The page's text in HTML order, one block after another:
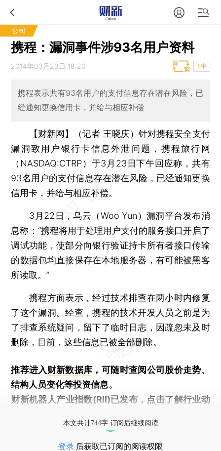
公司
携程：漏洞事件涉93名用户资料
2014年03月23日 18:20 T中
携程表示共有93名用户的支付信息存在潜在风险，已
经通知更换信用卡，并给与相应补偿
【财新网】（记者 王晓庆） 针对携程安全支付
漏洞致用户银行卡信息外泄问题，携程旅行网
（NASDAQ:CTRP）于3月23日下午回应称，共有
93名用户的支付信息存在潜在风险，已经通知更换
信用卡，并给与相应补偿。
3月22日，乌云 （Woo Yun）漏洞平台发布消
息称：“携程将用于处理用户支付的服务接口开启了
调试功能，使部分向银行验证持卡所有者接口传输
的数据包均直接保存在本地服务器，有可能被黑客
所读取。”
携程方面表示，经过技术排查在两小时内修复
了这个漏洞。经查，携程的技术开发人员之前是为
了排查系统疑问，留下了临时日志，因疏忽未及时
删除，目前，这些信息已被全部删除。
推荐进入财新数据库 ，可随时查阅公司股价走势、
结构人员变化等投资信息。
财新机器人产业指数(RII)已发布， 点击了解行业动
本文共计744字 订阅后继续阅读
登录 后获取已订阅的阅读权限